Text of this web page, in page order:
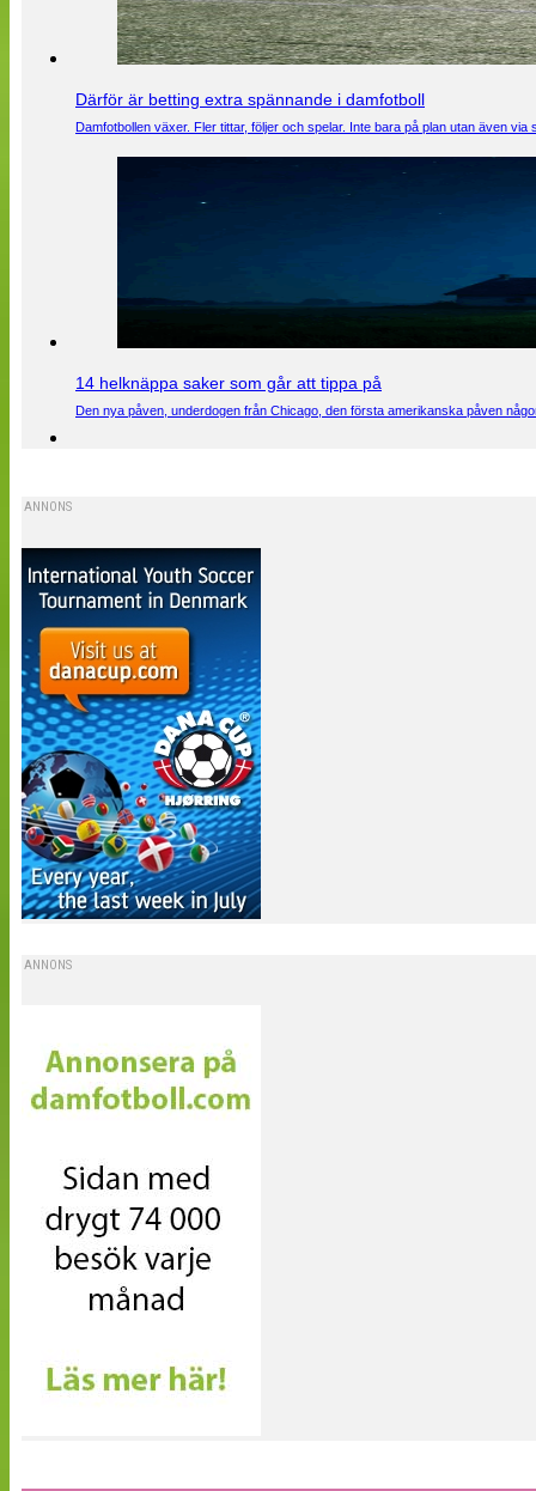
Därför är betting extra spännande i damfotboll
Damfotbollen växer. Fler tittar, följer och spelar. Inte bara på plan utan även
14 helknäppa saker som går att tippa på
Den nya påven, underdogen från Chicago, den första amerikanska påven
ANNONS
ANNONS